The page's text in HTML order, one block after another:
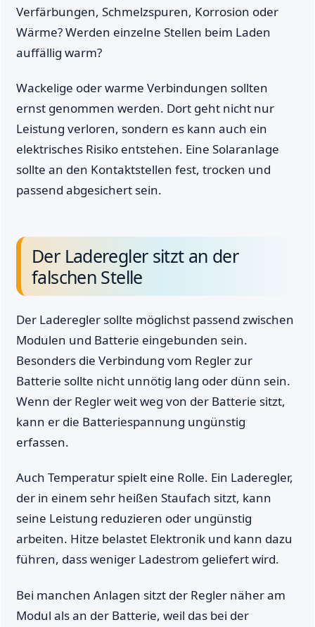
Verfärbungen, Schmelzspuren, Korrosion oder
Wärme? Werden einzelne Stellen beim Laden
auffällig warm?
Wackelige oder warme Verbindungen sollten
ernst genommen werden. Dort geht nicht nur
Leistung verloren, sondern es kann auch ein
elektrisches Risiko entstehen. Eine Solaranlage
sollte an den Kontaktstellen fest, trocken und
passend abgesichert sein.
Der Laderegler sitzt an der
falschen Stelle
Der Laderegler sollte möglichst passend zwischen
Modulen und Batterie eingebunden sein.
Besonders die Verbindung vom Regler zur
Batterie sollte nicht unnötig lang oder dünn sein.
Wenn der Regler weit weg von der Batterie sitzt,
kann er die Batteriespannung ungünstig
erfassen.
Auch Temperatur spielt eine Rolle. Ein Laderegler,
der in einem sehr heißen Staufach sitzt, kann
seine Leistung reduzieren oder ungünstig
arbeiten. Hitze belastet Elektronik und kann dazu
führen, dass weniger Ladestrom geliefert wird.
Bei manchen Anlagen sitzt der Regler näher am
Modul als an der Batterie, weil das bei der